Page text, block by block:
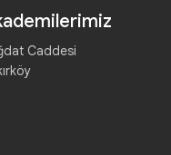
Caddesi